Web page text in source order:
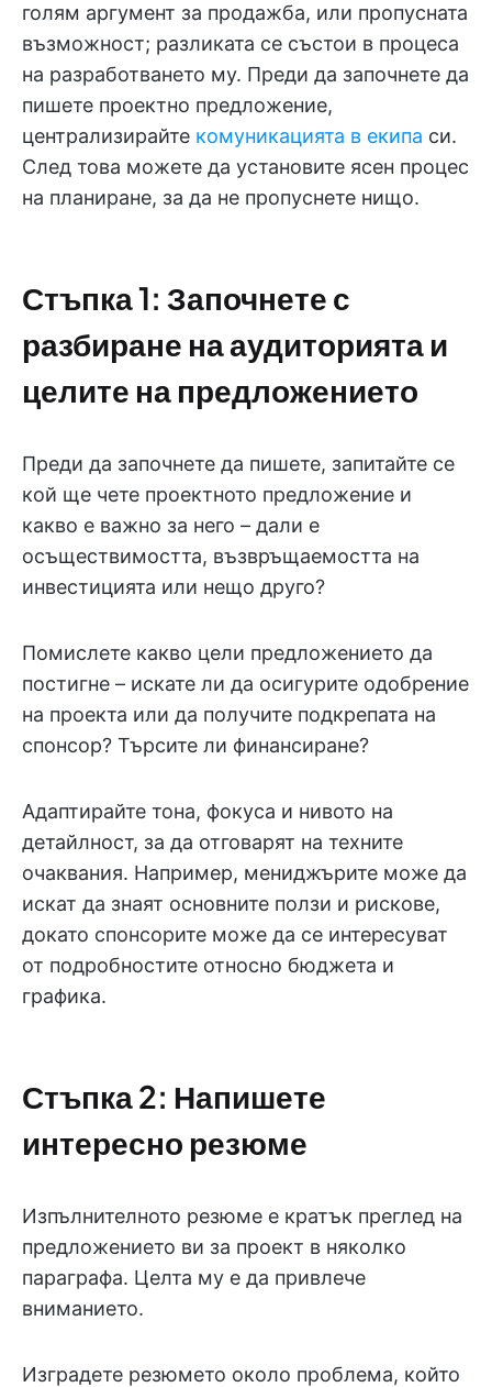
голям аргумент за продажба, или пропусната
възможност; разликата се състои в процеса
на разработването му. Преди да започнете да
пишете проектно предложение,
централизирайте комуникацията в екипа си.
След това можете да установите ясен процес
на планиране, за да не пропуснете нищо.
Стъпка 1: Започнете с
разбиране на аудиторията и
целите на предложението
Преди да започнете да пишете, запитайте се
кой ще чете проектното предложение и
какво е важно за него – дали е
осъществимостта, възвръщаемостта на
инвестицията или нещо друго?
Помислете какво цели предложението да
постигне – искате ли да осигурите одобрение
на проекта или да получите подкрепата на
спонсор? Търсите ли финансиране?
Адаптирайте тона, фокуса и нивото на
детайлност, за да отговарят на техните
очаквания. Например, мениджърите може да
искат да знаят основните ползи и рискове,
докато спонсорите може да се интересуват
от подробностите относно бюджета и
графика.
Стъпка 2: Напишете
интересно резюме
Изпълнителното резюме е кратък преглед на
предложението ви за проект в няколко
параграфа. Целта му е да привлече
вниманието.
Изградете резюмето около проблема, който